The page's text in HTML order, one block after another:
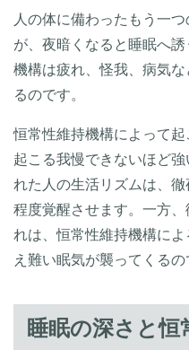
人の体に備わったもう一
が、夜暗くなると睡眠へ
機構は疲れ、怪我、病気
るのです。
恒常性維持機構によって
起こる我慢できないほど
れた人の生活リズムは、
程度覚醒させます。一方
れは、恒常性維持機構に
え難い眠気が襲ってくるの
睡眠の深さと恒